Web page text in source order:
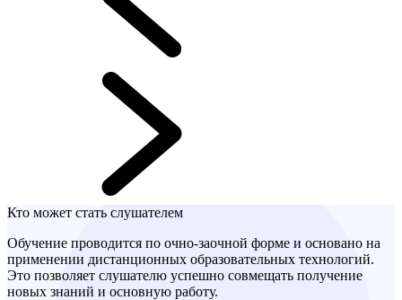
Кто может стать слушателем
Обучение проводится по очно-заочной форме и основано на
применении дистанционных образовательных технологий.
Это позволяет слушателю успешно совмещать получение
новых знаний и основную работу.